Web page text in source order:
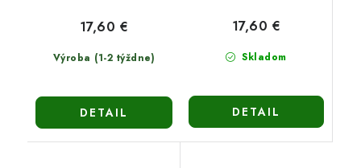
Výroba (1-2 týždne)
17,60 €
DETAIL
Skladom
17,60 €
DETAIL